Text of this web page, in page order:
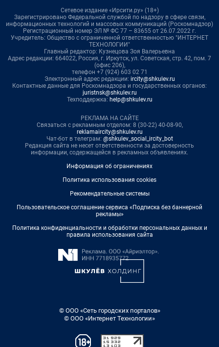
Сетевое издание «Ирсити.ру» (18+)
Зарегистрировано Федеральной службой по надзору в сфере связи,
информационных технологий и массовых коммуникаций (Роскомнадзор)
Регистрационный номер ЭЛ № ФС 77 – 83655 от 26.07.2022 г.
Учредитель: Общество с ограниченной ответственностью "ИНТЕРНЕТ
ТЕХНОЛОГИИ"
Главный редактор: Кузнецова Зоя Валерьевна
Адрес редакции: 664022, Россия, г. Иркутск, ул. Советская, стр. 42, пом. 7
(офис 206),
телефон +7 (924) 603 02 71
Электронный адрес редакции: ircity@shkulev.ru
Контактные данные для Роскомнадзора и государственных органов:
juristnsk@shkulev.ru
Техподдержка: help@shkulev.ru
РЕКЛАМА НА САЙТЕ
Связаться с рекламным отделом: 8 (30-22) 40-08-90,
reklamaircity@shkulev.ru
Чат-бот в телеграм: @shkulev_social_ircity_bot
Редакция сайта не несет ответственности за достоверность
информации, содержащейся в рекламных объявлениях.
Информация об ограничениях
Политика использования cookies
Рекомендательные системы
Пользовательское соглашение сервиса «Подписка без баннерной
рекламы»
Политика конфиденциальности и обработки персональных данных и
правила использования сайта
© ООО «Сеть городских порталов»
© ООО «Интернет Технологии»